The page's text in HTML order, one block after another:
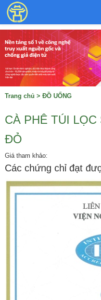
Trang chủ > ĐỒ UỐNG
CÀ PHÊ TÚI
ĐỎ
Giá tham khảo:
Các chứng chỉ đạt